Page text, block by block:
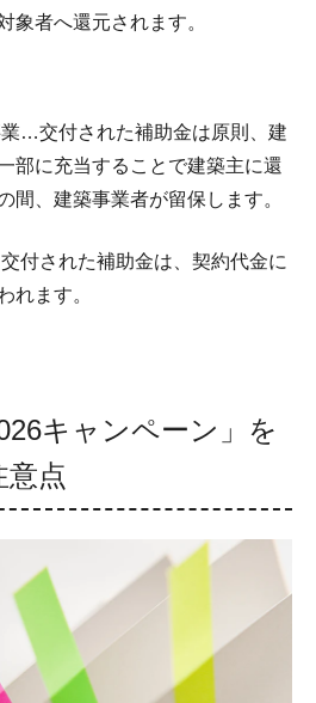
象者へ還元されます。
…交付された補助金は原則、建
部に充当することで建築主に還
間、建築事業者が留保します。
付された補助金は、契約代金に
れます。
キャンペーン」を
意点